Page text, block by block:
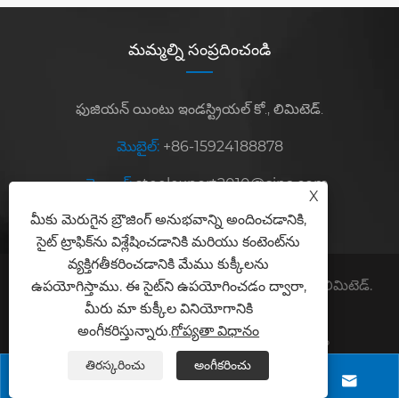
మమ్మల్ని సంప్రదించండి
ఫుజియన్ యింటు ఇండస్ట్రియల్ కో., లిమిటెడ్.
మొబైల్: +86-15924188878
ఇ-మెయిల్:steelexport2010@sina.com
చిరునామా: నెం.
కాపీరైట్ © 2025 ఫుజియన్ యింటు ఇండస్ట్రియల్ కో., లిమిటెడ్.
అన్ని హక్కులూ ప్రత్యేకించుకోవడమైనది.
Links Sitemap RSS XML గోప్యతా విధానం
 
X
మీకు మెరుగైన బ్రౌజింగ్ అనుభవాన్ని అందించడానికి,
సైట్ ట్రాఫిక్‌ను విశ్లేషించడానికి మరియు కంటెంట్‌ను
వ్యక్తిగతీకరించడానికి మేము కుక్కీలను
ఉపయోగిస్తాము. ఈ సైట్‌ని ఉపయోగించడం ద్వారా,
మీరు మా కుక్కీల వినియోగానికి
అంగీకరిస్తున్నారు.గోప్యతా విధానం
తిరస్కరించు అంగీకరించు